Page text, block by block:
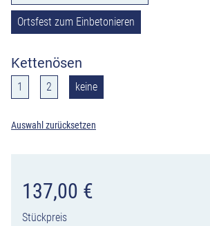
Ortsfest zum Einbetonieren
Kettenösen
1 2 keine
Auswahl zurücksetzen
137,00 €
Stückpreis